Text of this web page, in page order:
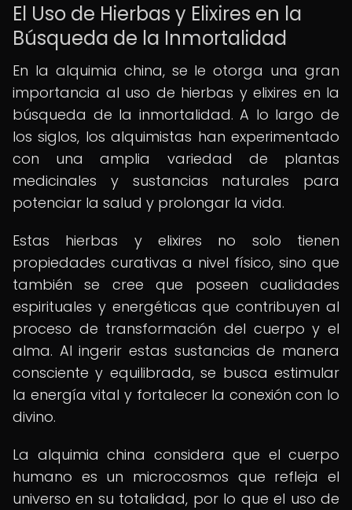
El Uso de Hierbas y Elixires en la
Búsqueda de la Inmortalidad
En la alquimia china, se le otorga una gran
importancia al uso de hierbas y elixires en la
búsqueda de la inmortalidad. A lo largo de
los siglos, los alquimistas han experimentado
con una amplia variedad de plantas
medicinales y sustancias naturales para
potenciar la salud y prolongar la vida.
Estas hierbas y elixires no solo tienen
propiedades curativas a nivel físico, sino que
también se cree que poseen cualidades
espirituales y energéticas que contribuyen al
proceso de transformación del cuerpo y el
alma. Al ingerir estas sustancias de manera
consciente y equilibrada, se busca estimular
la energía vital y fortalecer la conexión con lo
divino.
La alquimia china considera que el cuerpo
humano es un microcosmos que refleja el
universo en su totalidad, por lo que el uso de